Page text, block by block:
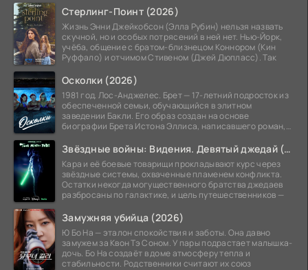
Стерлинг-Поинт (2026)
Жизнь Энни Джейкобсон (Элла Рубин) нельзя назвать
скучной, но и особых потрясений в ней нет. Нью-Йорк,
учёба, общение с братом-близнецом Коннором (Кин
Руффало) и отчимом Стивеном (Джей Дюпласс). Так
Осколки (2026)
1981 год. Лос-Анджелес. Брет — 17-летний подросток из
обеспеченной семьи, обучающийся в элитном
заведении Бакли. Его образ создан на основе
биографии Брета Истона Эллиса, написавшего роман,
Звёздные войны: Видения. Девятый джедай (2026)
Кара и её боевые товарищи прокладывают курс через
звёздные системы, охваченные пламенем конфликта.
Остатки некогда могущественного братства джедаев
разбросаны по галактике, и цель путешественников —
Замужняя убийца (2026)
Ю Бо На — эталон спокойствия и заботы. Она давно
замужем за Квон Тэ Соном. У пары подрастает малышка-
дочь. Бо На создаёт в доме атмосферу тепла и
стабильности. Родственники считают их союз